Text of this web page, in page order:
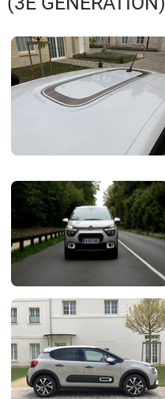
d'achat
Electriques
Auto
Services
Forum
Moto
Marques